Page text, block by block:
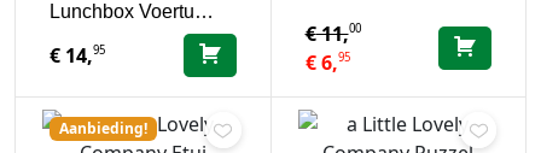
Lunchbox Voertu…
€ 14,95
€11,00
€6,95
Aanbieding!